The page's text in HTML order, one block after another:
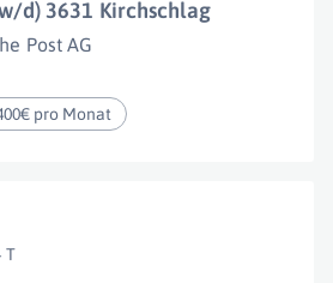
d) 3631 Kirchschlag
Post AG
pro Monat
T